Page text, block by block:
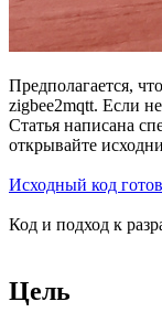
Предполагается,
zigbee2mqtt. Если
Статья написана
открывайте
Исходный код
Код и подход к
Цель